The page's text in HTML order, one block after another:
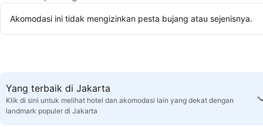
Akomodasi ini tidak mengizinkan pesta bujang atau sejenisnya.
Yang terbaik di Jakarta
Klik di sini untuk melihat hotel dan akomodasi lain yang dekat dengan
landmark populer di Jakarta